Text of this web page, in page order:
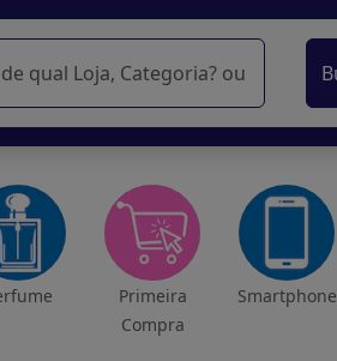
Primeira
Compra
Smartphone